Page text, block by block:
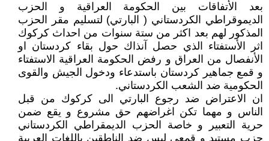
بعد الأتفاقات بين الحكومة العراقية و الحزب
الديموقراطي الكردستاني ( البارتي) لتسليم مقر الحزب
المذكور لهم بعد اكثر من ستة سنوات من احداث كركوك
اثر الأستفتاء الذي حصل آنذاك حول بقاء كردستان او
الأنفصال من العراق و رفض الحكومة العراقية الاستفتاء
و قمع جماهير كردستان باستدعاء ودخول الجيش والقوى
الحكومية ضد الشعب الكردستاني.
ان الاعتراض ضد رجوع البارتي الى كركوك من قبل
الناس و مهما تكن اغراضهم حق مشروع و يقع ضمن
حرية التعبير و خاصة الحزب الديمقراطي الكردستاني
حزب مستبد و قمعي ليس ضد الناطقين باللغات العربية